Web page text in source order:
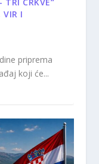
VIR I
priprema
koji će...